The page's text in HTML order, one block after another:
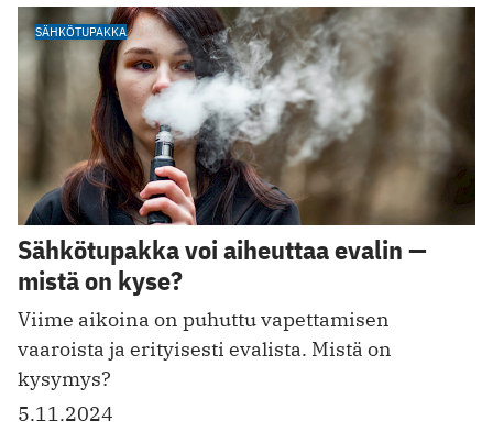
SÄHKÖTUPAKKA
Sähkötupakka voi aiheuttaa evalin —
mistä on kyse?
Viime aikoina on puhuttu vapettamisen
vaaroista ja erityisesti evalista. Mistä on
kysymys?
5.11.2024